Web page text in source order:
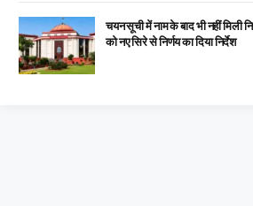
चयन सूची में नाम के बाद भी नहीं मिली
को नए सिरे से निर्णय का दिया निर्देश